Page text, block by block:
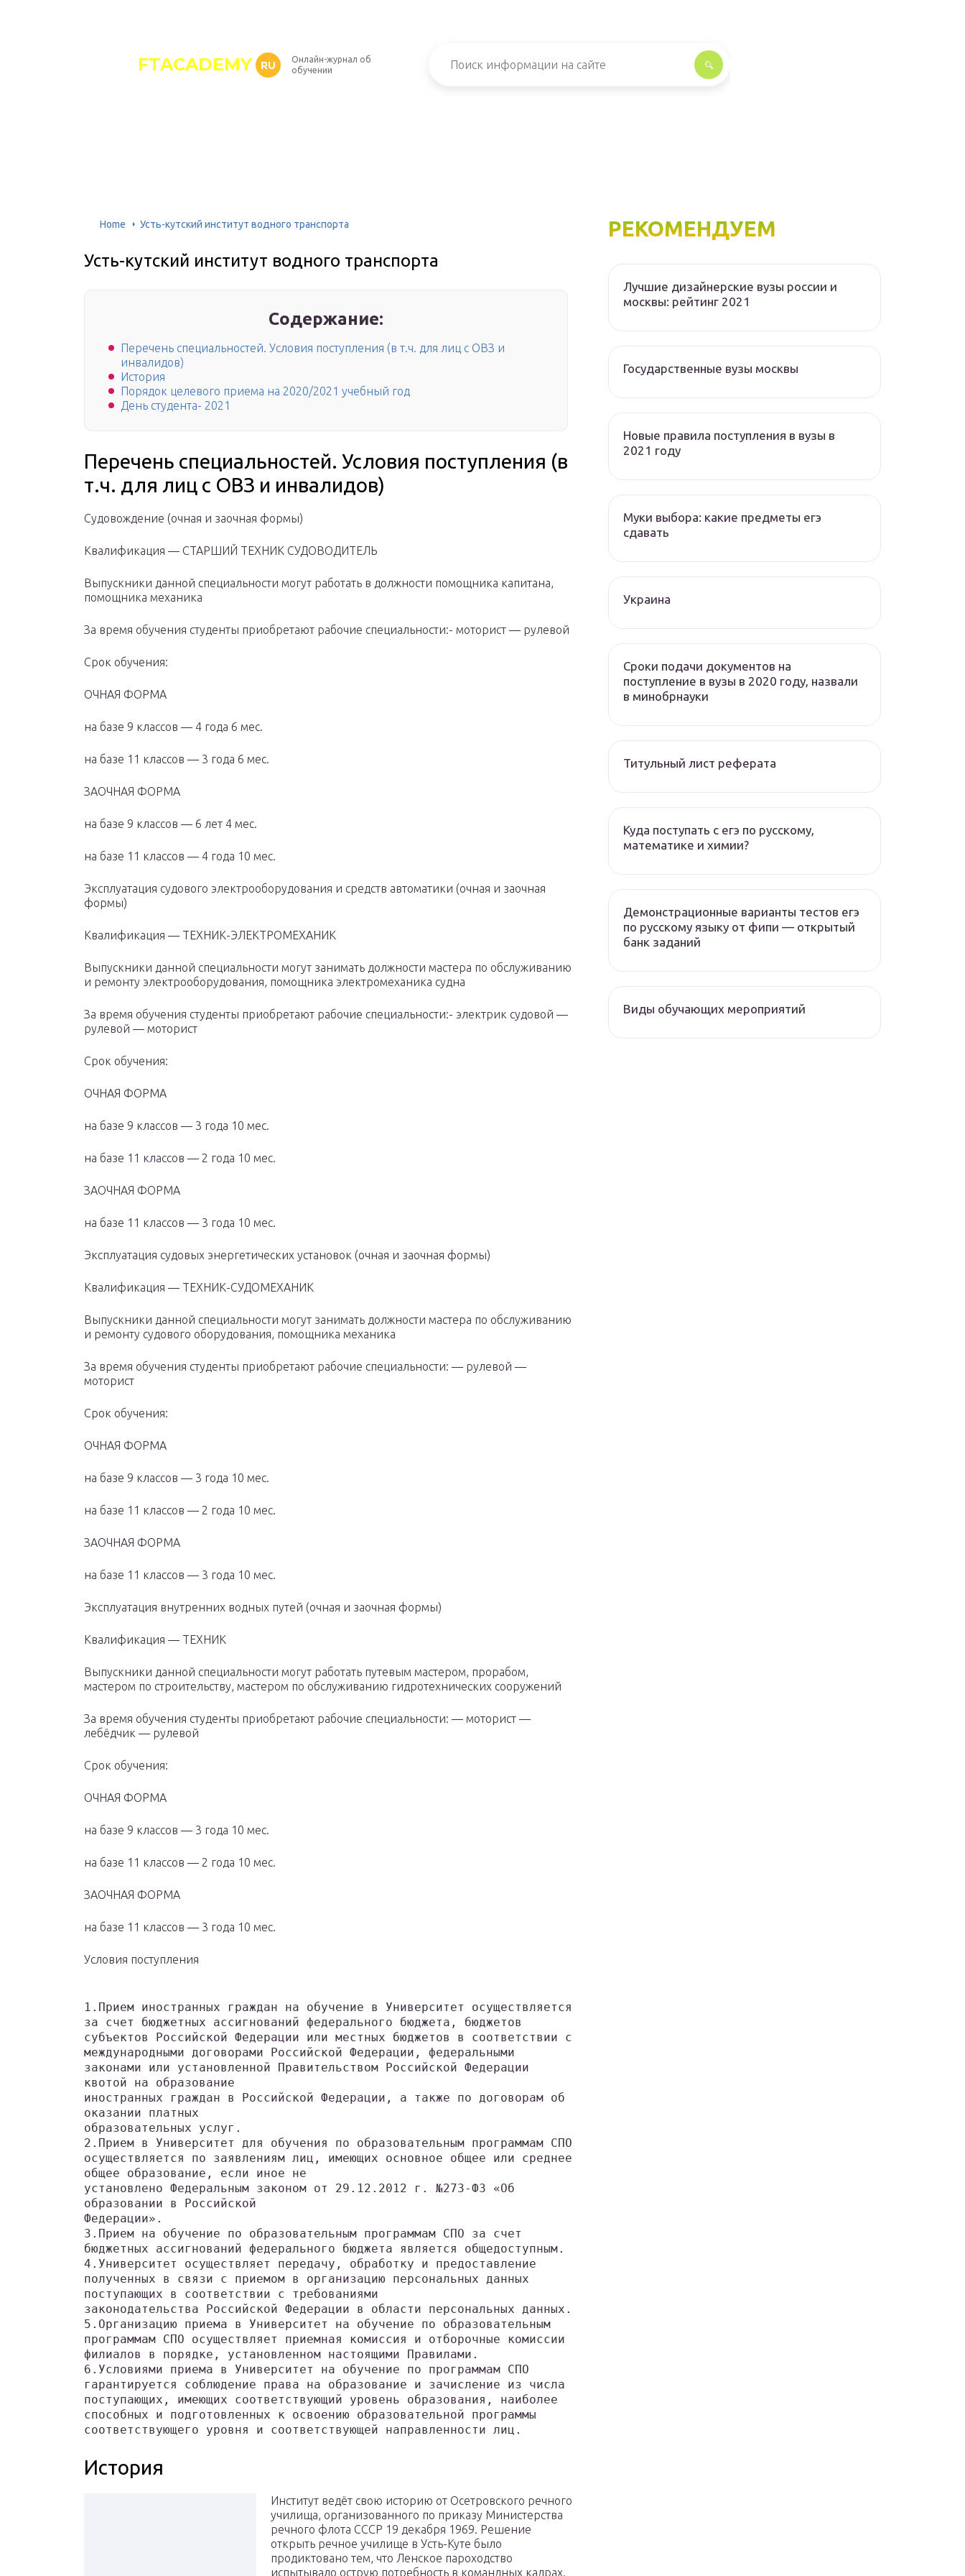
FTACADEMY RU
Онлайн-журнал об
обучении
Home Усть-кутский институт водного транспорта
Усть-кутский институт водного транспорта
Содержание:
Перечень специальностей. Условия поступления (в т.ч. для лиц с ОВЗ и
инвалидов)
История
Порядок целевого приема на 2020/2021 учебный год
День студента- 2021
Перечень специальностей. Условия поступления (в
т.ч. для лиц с ОВЗ и инвалидов)
Судовождение (очная и заочная формы)
Квалификация — СТАРШИЙ ТЕХНИК СУДОВОДИТЕЛЬ
Выпускники данной специальности могут работать в должности помощника капитана,
помощника механика
За время обучения студенты приобретают рабочие специальности:- моторист — рулевой
Cрок обучения:
ОЧНАЯ ФОРМА
на базе 9 классов — 4 года 6 мес.
на базе 11 классов — 3 года 6 мес.
ЗАОЧНАЯ ФОРМА
на базе 9 классов — 6 лет 4 мес.
на базе 11 классов — 4 года 10 мес.
Эксплуатация судового электрооборудования и средств автоматики (очная и заочная
формы)
Квалификация — ТЕХНИК-ЭЛЕКТРОМЕХАНИК
Выпускники данной специальности могут занимать должности мастера по обслуживанию
и ремонту электрооборудования, помощника электромеханика судна
За время обучения студенты приобретают рабочие специальности:- электрик судовой —
рулевой — моторист
Cрок обучения:
ОЧНАЯ ФОРМА
на базе 9 классов — 3 года 10 мес.
на базе 11 классов — 2 года 10 мес.
ЗАОЧНАЯ ФОРМА
на базе 11 классов — 3 года 10 мес.
Эксплуатация судовых энергетических установок (очная и заочная формы)
Квалификация — ТЕХНИК-СУДОМЕХАНИК
Выпускники данной специальности могут занимать должности мастера по обслуживанию
и ремонту судового оборудования, помощника механика
За время обучения студенты приобретают рабочие специальности: — рулевой —
моторист
Cрок обучения:
ОЧНАЯ ФОРМА
на базе 9 классов — 3 года 10 мес.
на базе 11 классов — 2 года 10 мес.
ЗАОЧНАЯ ФОРМА
на базе 11 классов — 3 года 10 мес.
Эксплуатация внутренних водных путей (очная и заочная формы)
Квалификация — ТЕХНИК
Выпускники данной специальности могут работать путевым мастером, прорабом,
мастером по строительству, мастером по обслуживанию гидротехнических сооружений
За время обучения студенты приобретают рабочие специальности: — моторист —
лебёдчик — рулевой
Cрок обучения:
ОЧНАЯ ФОРМА
на базе 9 классов — 3 года 10 мес.
на базе 11 классов — 2 года 10 мес.
ЗАОЧНАЯ ФОРМА
на базе 11 классов — 3 года 10 мес.
Условия поступления
1.Прием иностранных граждан на обучение в Университет осуществляется
за счет бюджетных ассигнований федерального бюджета, бюджетов
субъектов Российской Федерации или местных бюджетов в соответствии с
международными договорами Российской Федерации, федеральными
законами или установленной Правительством Российской Федерации
квотой на образование
иностранных граждан в Российской Федерации, а также по договорам об
оказании платных
образовательных услуг.
2.Прием в Университет для обучения по образовательным программам СПО
осуществляется по заявлениям лиц, имеющих основное общее или среднее
общее образование, если иное не
установлено Федеральным законом от 29.12.2012 г. №273-ФЗ «Об
образовании в Российской
Федерации».
3.Прием на обучение по образовательным программам СПО за счет
бюджетных ассигнований федерального бюджета является общедоступным.
4.Университет осуществляет передачу, обработку и предоставление
полученных в связи с приемом в организацию персональных данных
поступающих в соответствии с требованиями
законодательства Российской Федерации в области персональных данных.
5.Организацию приема в Университет на обучение по образовательным
программам СПО осуществляет приемная комиссия и отборочные комиссии
филиалов в порядке, установленном настоящими Правилами.
6.Условиями приема в Университет на обучение по программам СПО
гарантируется соблюдение права на образование и зачисление из числа
поступающих, имеющих соответствующий уровень образования, наиболее
способных и подготовленных к освоению образовательной программы
соответствующего уровня и соответствующей направленности лиц.
История
Институт ведёт свою историю от Осетровского речного
училища, организованного по приказу Министерства
речного флота СССР 19 декабря 1969. Решение
открыть речное училище в Усть-Куте было
продиктовано тем, что Ленское пароходство
испытывало острую потребность в командных кадрах.
РЕКОМЕНДУЕМ
Лучшие дизайнерские вузы россии и
москвы: рейтинг 2021
Государственные вузы москвы
Новые правила поступления в вузы в
2021 году
Муки выбора: какие предметы егэ
сдавать
Украина
Сроки подачи документов на
поступление в вузы в 2020 году, назвали
в минобрнауки
Титульный лист реферата
Куда поступать с егэ по русскому,
математике и химии?
Демонстрационные варианты тестов егэ
по русскому языку от фипи — открытый
банк заданий
Виды обучающих мероприятий